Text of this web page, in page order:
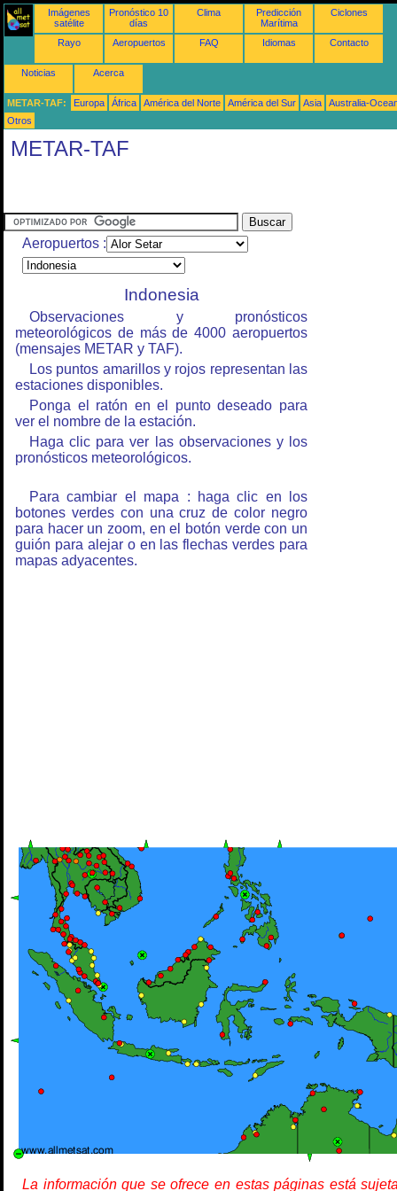
Imágenes
satélite
Pronóstico 10
días
Clima
Predicción
Marítima
Ciclones
Rayo Aeropuertos FAQ Idiomas Contacto
Noticias Acerca
METAR-TAF: Europa África América del Norte América del Sur Asia
Australia-
Otros
METAR-TAF
Aeropuertos :
Indonesia
Observaciones y pronósticos
meteorológicos de más de 4000 aeropuertos
(mensajes METAR y TAF).
Los puntos amarillos y rojos representan las
estaciones disponibles.
Ponga el ratón en el punto deseado para
ver el nombre de la estación.
Haga clic para ver las observaciones y los
pronósticos meteorológicos.
Para cambiar el mapa : haga clic en los
botones verdes con una cruz de color negro
para hacer un zoom, en el botón verde con un
guión para alejar o en las flechas verdes para
mapas adyacentes.
La información que se ofrece en estas páginas está